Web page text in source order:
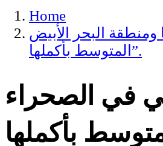
Home
البحر الأبيض
المتوسط بأكملها”.
في الصحراء